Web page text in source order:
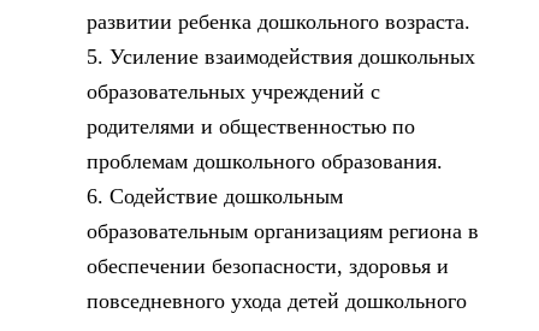
развитии ребенка дошкольного возраста.
5. Усиление взаимодействия дошкольных
образовательных учреждений с
родителями и общественностью по
проблемам дошкольного образования.
6. Содействие дошкольным
образовательным организациям региона в
обеспечении безопасности, здоровья и
повседневного ухода детей дошкольного